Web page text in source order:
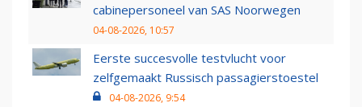
cabinepersoneel van SAS Noorwegen
04-08-2026, 10:57
Eerste succesvolle testvlucht voor
zelfgemaakt Russisch passagierstoestel
04-08-2026, 9:54